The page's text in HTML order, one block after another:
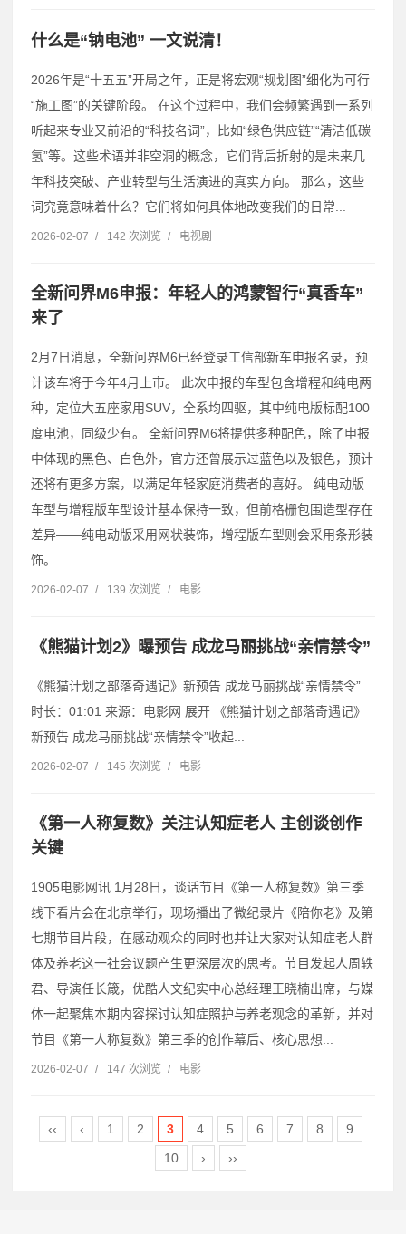
什么是“钠电池” 一文说清！
2026年是“十五五”开局之年，正是将宏观“规划图”细化为可行
“施工图”的关键阶段。 在这个过程中，我们会频繁遇到一系列
听起来专业又前沿的“科技名词”，比如“绿色供应链”“清洁低碳
氢”等。这些术语并非空洞的概念，它们背后折射的是未来几
年科技突破、产业转型与生活演进的真实方向。 那么，这些
词究竟意味着什么？它们将如何具体地改变我们的日常...
2026-02-07 / 142 次浏览 / 电视剧
全新问界M6申报：年轻人的鸿蒙智行“真香车”
来了
2月7日消息，全新问界M6已经登录工信部新车申报名录，预
计该车将于今年4月上市。 此次申报的车型包含增程和纯电两
种，定位大五座家用SUV，全系均四驱，其中纯电版标配100
度电池，同级少有。 全新问界M6将提供多种配色，除了申报
中体现的黑色、白色外，官方还曾展示过蓝色以及银色，预计
还将有更多方案，以满足年轻家庭消费者的喜好。 纯电动版
车型与增程版车型设计基本保持一致，但前格栅包围造型存在
差异——纯电动版采用网状装饰，增程版车型则会采用条形装
饰。...
2026-02-07 / 139 次浏览 / 电影
《熊猫计划2》曝预告 成龙马丽挑战“亲情禁令”
《熊猫计划之部落奇遇记》新预告 成龙马丽挑战“亲情禁令”
时长：01:01 来源：电影网 展开 《熊猫计划之部落奇遇记》
新预告 成龙马丽挑战“亲情禁令”收起...
2026-02-07 / 145 次浏览 / 电影
《第一人称复数》关注认知症老人 主创谈创作
关键
1905电影网讯 1月28日，谈话节目《第一人称复数》第三季
线下看片会在北京举行，现场播出了微纪录片《陪你老》及第
七期节目片段，在感动观众的同时也并让大家对认知症老人群
体及养老这一社会议题产生更深层次的思考。节目发起人周轶
君、导演任长箴，优酷人文纪实中心总经理王晓楠出席，与媒
体一起聚焦本期内容探讨认知症照护与养老观念的革新，并对
节目《第一人称复数》第三季的创作幕后、核心思想...
2026-02-07 / 147 次浏览 / 电影
‹‹ ‹ 1 2 3 4 5 6 7 8
9
10
› ››